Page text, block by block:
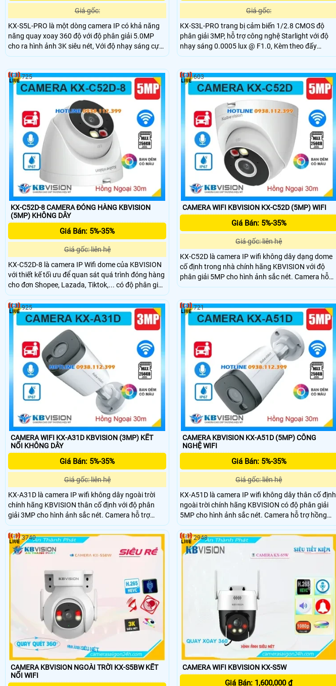
Giá gốc:
KX-S5L-PRO là một dòng camera IP có khả năng
năng quay xoay 360 độ với độ phân giải 5.0MP
cho ra hình ảnh 3K siêu nét, Với độ nhạy sáng cực
thấp 0.0005 Lux, khả năng chống ngược sáng
Giá gốc:
KX-S3L-PRO trang bị cảm biến 1/2.8 CMOS độ
phân giải 3MP, hỗ trợ công nghệ Starlight với độ
nhạy sáng 0.0005 lux @ F1.0, Kèm theo đấy
đượch trang bị đèn Led trợ sáng giúp nhìn có màu
KX-C52D-8 CAMERA ĐÓNG HÀNG KBVISION
(5MP) KHÔNG DÂY
Giá Bán: 5%-35%
Giá gốc: liên hệ
KX-C52D-8 là camera IP Wifi dome của KBVISION
với thiết kế tối ưu để quan sát quá trình đóng hàng
cho đơn Shopee, Lazada, Tiktok,... có độ phân giải
5MP hồng ngoại 30m và công nghệ ánh sáng kép
Full Color. Camera hỗ trợ khe cắm thẻ nhớ lên đến
256GB, tích hợp tính năng phân biệt người và xe
thông minh, giúp giám sát hiệu quả và chính xác
chuẩn chống nước IP67 giá rẻ.
725
CAMERA WIFI KBVISION KX-C52D (5MP) WIFI
Giá Bán: 5%-35%
Giá gốc: liên hệ
KX-C52D là camera IP wifi không dây dạng dome
cố định trong nhà chính hãng KBVISION với độ
phân giải 5MP cho hình ảnh sắc nét. Camera hỗ
trợ hồng ngoại 30m ánh sáng kép full color, khe
người và xe chính xác. Với chuẩn chống bụi nước
IP67 và mức giá rẻ, camera KX-C52D là lựa chọn lý
tưởng cho nhu cầu giám sát an ninh hiệu quả.
603
CAMERA WIFI KX-A31D KBVISION (3MP) KẾT
NỐI KHÔNG DÂY
Giá Bán: 5%-35%
Giá gốc: liên hệ
KX-A31D là camera IP wifi không dây ngoài trời
chính hãng KBVISION thân cố định với độ phân
giải 3MP cho hình ảnh sắc nét. Camera hỗ trợ
hồng ngoại 30m, ánh sáng kép Full Color, tích hợp
mic ghi âm, khe cắm thẻ nhớ đến 256GB, tích hợp
công nghệ phân biệt người và xe. Với chuẩn chống
nước IP67 giá rẻ camera KX-A31D là lựa chọn lý
925
CAMERA KBVISION KX-A51D (5MP) CÔNG
NGHỆ WIFI
Giá Bán: 5%-35%
Giá gốc: liên hệ
KX-A51D là camera IP wifi không dây thân cố định
ngoài trời chính hãng KBVISION có độ phân giải
5MP cho hình ảnh sắc nét. Camera hỗ trợ hồng
ngoại 30m, ánh sáng kép Full Color, tích hợp mic
ghi âm, khe cắm thẻ nhớ lên đến 256GB, phân biệt
người và xe thông minh. Với chuẩn chống nước
IP67 và mức giá rẻ, KX-A51D là lựa chọn lý tưởng
721
CAMERA KBVISION NGOÀI TRỜI KX-S5BW KẾT
NỐI WIFI
3740
CAMERA WIFI KBVISION KX-S5W
Giá Bán: 1,600,000 ₫
2948